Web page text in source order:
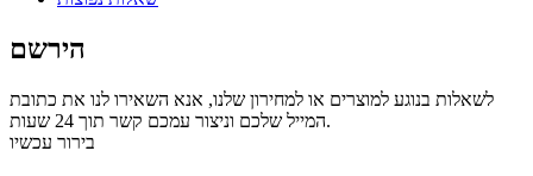
הירשם
לשאלות בנוגע למוצרים או למחירון שלנו, אנא השאירו לנו את כתובת
המייל שלכם וניצור עמכם קשר תוך 24 שעות.
בירור עכשיו